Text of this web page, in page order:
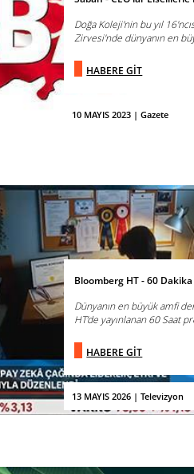
10 MAYIS 2023 | Gazete
Doğa Koleji'nin bu yıl
Zirvesi'nde dünyanın en
HABERE GİT
13 MAYIS 2026 | Televizyon
Bloomberg HT - 60 Dakika
Dünyanın en büyük amfi
HT’de yayınlanan 60 Saat
HABERE GİT